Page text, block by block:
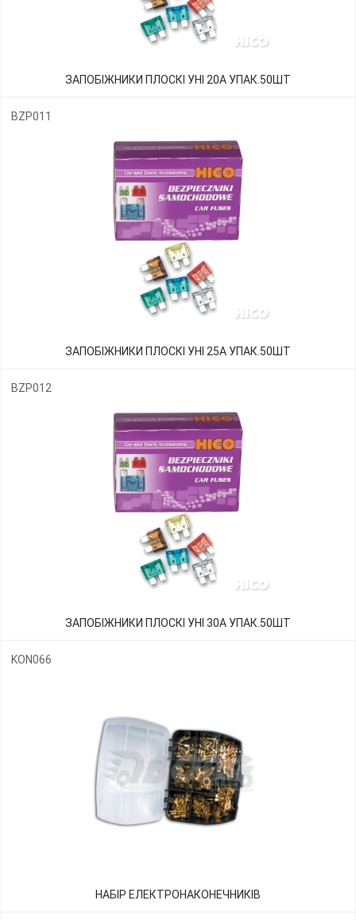
ЗАПОБІЖНИКИ ПЛОСКІ УНІ 20А УПАК.50ШТ
BZP011
ЗАПОБІЖНИКИ ПЛОСКІ УНІ 25А УПАК.50ШТ
BZP012
ЗАПОБІЖНИКИ ПЛОСКІ УНІ 30А УПАК.50ШТ
KON066
НАБІР ЕЛЕКТРОНАКОНЕЧНИКІВ